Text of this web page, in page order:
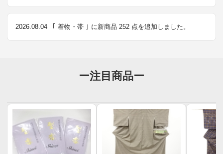
2026.08.04 ｢ 着物・帯 ｣ に新商品 252 点を追加しました。
ー注目商品ー